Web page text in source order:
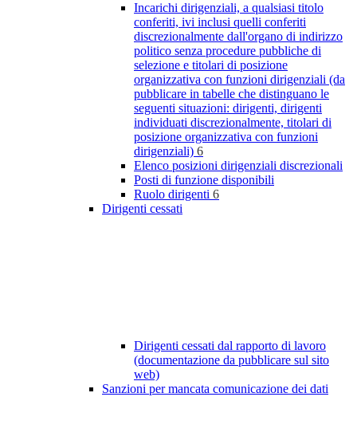
Incarichi dirigenziali, a qualsiasi titolo
conferiti, ivi inclusi quelli conferiti
discrezionalmente dall'organo di indirizzo
politico senza procedure pubbliche di
selezione e titolari di posizione
organizzativa con funzioni dirigenziali (da
pubblicare in tabelle che distinguano le
seguenti situazioni: dirigenti, dirigenti
individuati discrezionalmente, titolari di
posizione organizzativa con funzioni
dirigenziali) 6
Elenco posizioni dirigenziali discrezionali
Posti di funzione disponibili
Ruolo dirigenti 6
Dirigenti cessati
Dirigenti cessati dal rapporto di lavoro
(documentazione da pubblicare sul sito
web)
Sanzioni per mancata comunicazione dei dati